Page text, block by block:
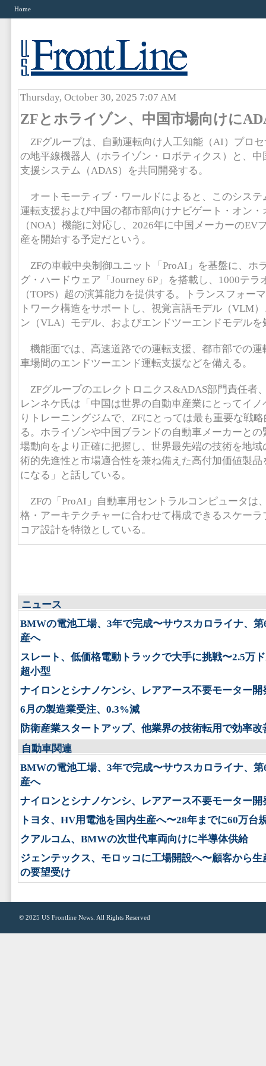
Home
Thursday, October 30, 2025 7:07 AM
ZFとホライゾン、中国市場向けに
ZFグループは、自動運転向け人工知能（AI）プロ
の地平線機器人（ホライゾン・ロボティクス）と、
支援システム（ADAS）を共同開発する。
オートモーティブ・ワールドによると、このシステ
運転支援および中国の都市部向けナビゲート・オン
（NOA）機能に対応し、2026年に中国メーカーのEV
産を開始する予定だという。
ZFの車載中央制御ユニット「ProAI」を基盤に、ホ
グ・ハードウェア「Journey 6P」を搭載し、1000テラ
（TOPS）超の演算能力を提供する。トランスフォー
トワーク構造をサポートし、視覚言語モデル（VLM
ン（VLA）モデル、およびエンドツーエンドモデルを
機能面では、高速道路での運転支援、都市部での運
車場間のエンドツーエンド運転支援などを備える。
ZFグループのエレクトロニクス&ADAS部門責任者
レンネケ氏は「中国は世界の自動車産業にとってイ
りトレーニングジムで、ZFにとっては最も重要な戦
る。ホライゾンや中国ブランドの自動車メーカーと
場動向をより正確に把握し、世界最先端の技術を地
術的先進性と市場適合性を兼ね備えた高付加価値製
になる」と話している。
ZFの「ProAI」自動車用セントラルコンピュータは
格・アーキテクチャーに合わせて構成できるスケー
コア設計を特徴としている。
ニュース
BMWの電池工場、3年で完成〜サウスカロライナ、第
産へ
スレート、低価格電動トラックで大手に挑戦〜2.5万
超小型
ナイロンとシナノケンシ、レアアース不要モーター開
6月の製造業受注、0.3%減
防衛産業スタートアップ、他業界の技術転用で効率改
自動車関連
BMWの電池工場、3年で完成〜サウスカロライナ、第
産へ
ナイロンとシナノケンシ、レアアース不要モーター開
トヨタ、HV用電池を国内生産へ〜28年までに60万台
クアルコム、BMWの次世代車両向けに半導体供給
ジェンテックス、モロッコに工場開設へ〜顧客から生
の要望受け
© 2025 US Frontline News . All Rights Reserved